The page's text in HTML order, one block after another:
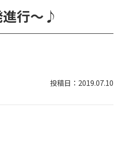
行～♪
2019.07.10